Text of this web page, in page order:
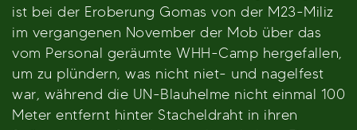
ist bei der Eroberung Gomas von der M23-Miliz
im vergangenen November der Mob über das
vom Personal geräumte WHH-Camp hergefallen,
um zu plündern, was nicht niet- und nagelfest
war, während die UN-Blauhelme nicht einmal 100
Meter entfernt hinter Stacheldraht in ihren